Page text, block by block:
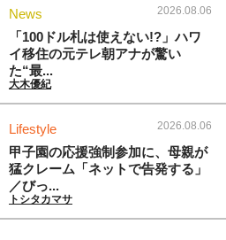
News 2026.08.06
「100ドル札は使えない!?」ハワ
イ移住の元テレ朝アナが驚い
た“最...
大木優紀
Lifestyle 2026.08.06
甲子園の応援強制参加に、母親が
猛クレーム「ネットで告発する」
／びっ...
トシタカマサ